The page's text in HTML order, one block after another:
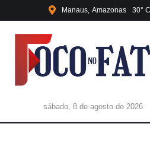
Manaus Amazonas 30
sábado, 8 de agosto de 2026